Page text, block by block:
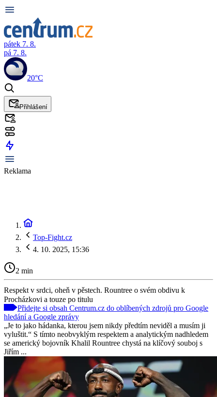
pátek 7. 8.
pá 7. 8.
20°C
Přihlášení
Reklama
Top-Fight.cz
4. 10. 2025, 15:36
2 min
Respekt v srdci, oheň v pěstech. Rountree o svém obdivu k
Procházkovi a touze po titulu
Přidejte si obsah Centrum.cz do oblíbených zdrojů pro Google
hledání a Google zprávy
„Je to jako hádanka, kterou jsem nikdy předtím neviděl a musím ji
vyluštit.“ S tímto neobvyklým respektem a analytickým nadhledem
se americký bojovník Khalil Rountree chystá na klíčový souboj s
Jiřím ...